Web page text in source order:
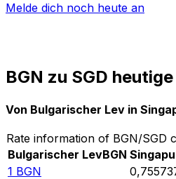
Melde dich noch heute an
BGN zu SGD
Von Bulgarischer Lev in
Rate information of BGN/SGD
Bulgarischer LevBGN
1 BGN